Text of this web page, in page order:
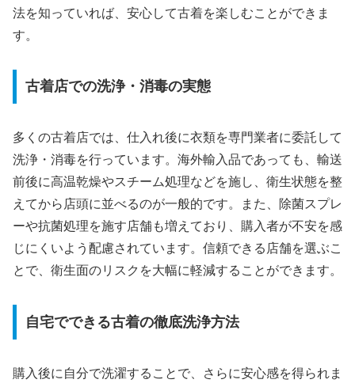
法を知っていれば、安心して古着を楽しむことができま
す。
古着店での洗浄・消毒の実態
多くの古着店では、仕入れ後に衣類を専門業者に委託して
洗浄・消毒を行っています。海外輸入品であっても、輸送
前後に高温乾燥やスチーム処理などを施し、衛生状態を整
えてから店頭に並べるのが一般的です。また、除菌スプレ
ーや抗菌処理を施す店舗も増えており、購入者が不安を感
じにくいよう配慮されています。信頼できる店舗を選ぶこ
とで、衛生面のリスクを大幅に軽減することができます。
自宅でできる古着の徹底洗浄方法
購入後に自分で洗濯することで、さらに安心感を得られま